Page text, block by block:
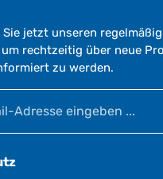
jetzt unseren
rechtzeitig über neue
zu werden.